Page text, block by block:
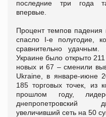
последние три года
впервые.
Процент темпов
спасло І-е полугодие,
сравнительно
Украине было открыто
новых и 67 – сменили
Ukraine, в январе-июне
185 торговых точек, из
прошлом году,
днепропетровский
увеличивший сеть на 50